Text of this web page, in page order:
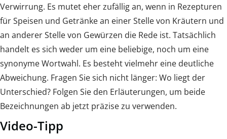
Verwirrung. Es mutet eher zufällig an, wenn in Rezepturen
für Speisen und Getränke an einer Stelle von Kräutern und
an anderer Stelle von Gewürzen die Rede ist. Tatsächlich
handelt es sich weder um eine beliebige, noch um eine
synonyme Wortwahl. Es besteht vielmehr eine deutliche
Abweichung. Fragen Sie sich nicht länger: Wo liegt der
Unterschied? Folgen Sie den Erläuterungen, um beide
Bezeichnungen ab jetzt präzise zu verwenden.
Video-Tipp